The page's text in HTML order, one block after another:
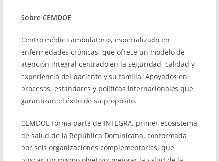
Sobre CEMDOE
Centro médico ambulatorio, especializado en
enfermedades crónicas, que ofrece un modelo de
atención integral centrado en la seguridad, calidad y
experiencia del paciente y su familia. Apoyados en
procesos, estándares y políticas internacionales que
garantizan el éxito de su propósito.
CEMDOE forma parte de INTEGRA, primer ecosistema
de salud de la República Dominicana, conformada
por seis organizaciones complementarias, que